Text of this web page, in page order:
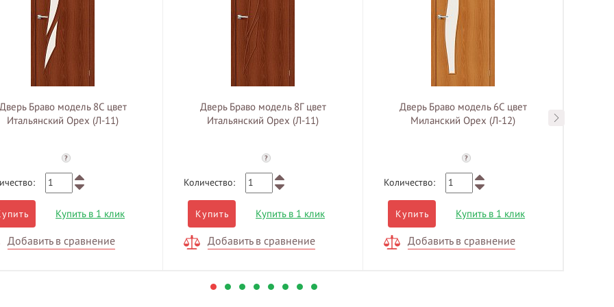
Дверь Браво модель 8С цвет
Итальянский Орех (Л-11)
?
Купить в 1 клик
Добавить в сравнение
Дверь Браво модель 8Г цвет
Итальянский Орех (Л-11)
?
Количество:
Купить Купить в 1 клик
Добавить в сравнение
Дверь Браво модель 6С цвет
Миланский Орех (Л-12)
?
Количество:
Купить Купить в 1 клик
Добавить в сравнение